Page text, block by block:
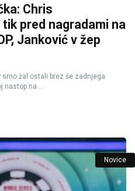
Chris
pred nagradami na
Janković v žep
smo žal ostali brez še zadnjega
nastop na ...
Novice